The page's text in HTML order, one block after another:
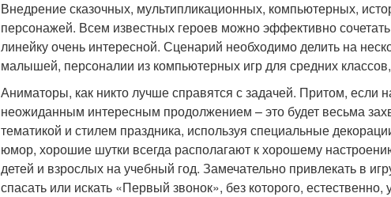
Внедрение сказочных, мультипликационных, компьютерных,
персонажей. Всем известных героев можно эффективно
линейку очень интересной. Сценарий необходимо делить на
малышей, персоналии из компьютерных игр для средних
Аниматоры, как никто лучше справятся с задачей. Притом, если
неожиданным интересным продолжением – это будет весьма
тематикой и стилем праздника, используя специальные
юмор, хорошие шутки всегда располагают к хорошему
детей и взрослых на учебный год. Замечательно привлекать в
спасать или искать «Первый звонок», без которого,